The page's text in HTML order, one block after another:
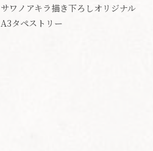
サワノアキラ描き下ろしオリジナル
A3タペストリー